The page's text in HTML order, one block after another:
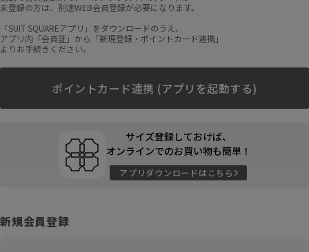
未登録の方は、別途WEB会員登録が必要になります。
「SUIT SQUAREアプリ」をダウンロードのうえ、
アプリ内「会員証」から「新規登録・ポイントカード連携」
よりお手続きください。
ポイントカード連携 (アプリを起動する)
サイズ登録しておけば、
オンラインでのお買い物も簡単！
アプリダウンロードはこちら
新規会員登録